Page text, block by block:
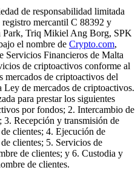
de responsabilidad limitada
mercantil C 88392 y
Park, Triq Mikiel Ang Borg, SPK
el nombre de Crypto.com,
Servicios Financieros de Malta
de criptoactivos conforme al
mercados de criptoactivos del
de mercados de criptoactivos.
para prestar los siguientes
por fondos; 2. Intercambio de
Recepción y transmisión de
clientes; 4. Ejecución de
clientes; 5. Servicios de
de clientes; y 6. Custodia y
de clientes.